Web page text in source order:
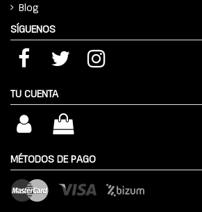
Blog
SÍGUENOS
TU CUENTA
MÉTODOS DE PAGO